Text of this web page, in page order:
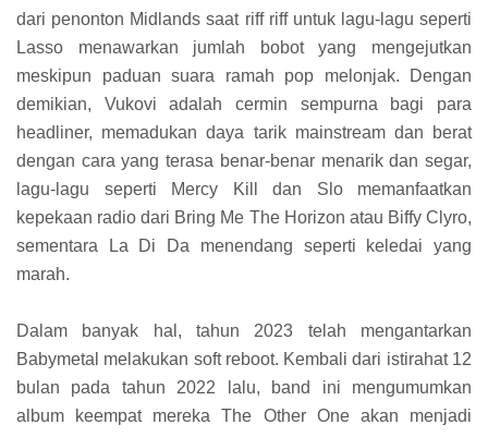
dari penonton Midlands saat riff riff untuk lagu-lagu seperti
Lasso menawarkan jumlah bobot yang mengejutkan
meskipun paduan suara ramah pop melonjak. Dengan
demikian, Vukovi adalah cermin sempurna bagi para
headliner, memadukan daya tarik mainstream dan berat
dengan cara yang terasa benar-benar menarik dan segar,
lagu-lagu seperti Mercy Kill dan Slo memanfaatkan
kepekaan radio dari Bring Me The Horizon atau Biffy Clyro,
sementara La Di Da menendang seperti keledai yang
marah.
Dalam banyak hal, tahun 2023 telah mengantarkan
Babymetal melakukan soft reboot. Kembali dari istirahat 12
bulan pada tahun 2022 lalu, band ini mengumumkan
album keempat mereka The Other One akan menjadi